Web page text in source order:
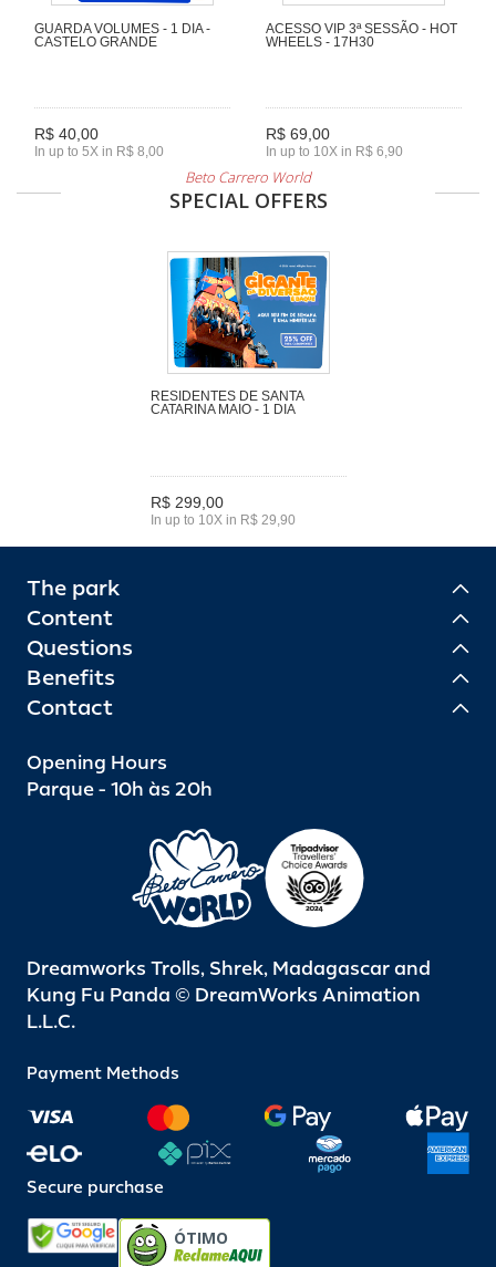
GUARDA VOLUMES - 1 DIA -
CASTELO GRANDE
R$ 40,00
In up to 5X in R$ 8,00
ACESSO VIP 3ª SESSÃO - HOT
WHEELS - 17H30
R$ 69,00
In up to 10X in R$ 6,90
Beto Carrero World
SPECIAL OFFERS
RESIDENTES DE SANTA
CATARINA MAIO - 1 DIA
R$ 299,00
In up to 10X in R$ 29,90
The park
Content
Questions
Benefits
Contact
Opening Hours
Parque - 10h às 20h
Dreamworks Trolls, Shrek, Madagascar and
Kung Fu Panda © DreamWorks Animation
L.L.C.
Payment Methods
Secure purchase
ÓTIMO